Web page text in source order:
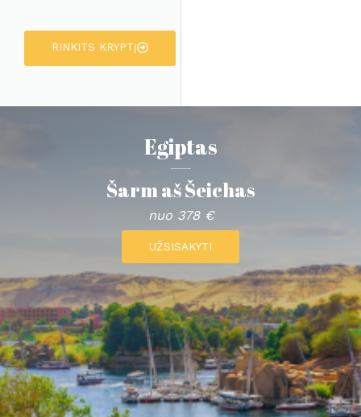
RINKITS KRYPTĮ
Egiptas
Šarm aš Šeichas
nuo 378 €
UŽSISAKYTI